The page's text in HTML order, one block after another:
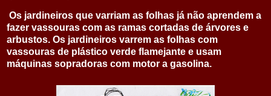
Os jardineiros que varriam as folhas já não aprendem a
fazer vassouras com as ramas cortadas de árvores e
arbustos. Os jardineiros varrem as folhas com
vassouras de plástico verde flamejante e usam
máquinas sopradoras com motor a gasolina.